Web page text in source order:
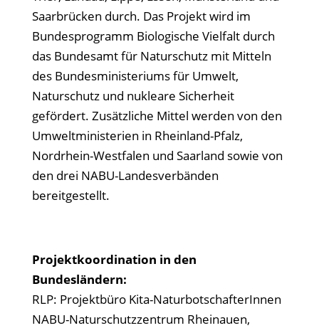
Saarbrücken durch. Das Projekt wird im
Bundesprogramm Biologische Vielfalt durch
das Bundesamt für Naturschutz mit Mitteln
des Bundesministeriums für Umwelt,
Naturschutz und nukleare Sicherheit
gefördert. Zusätzliche Mittel werden von den
Umweltministerien in Rheinland-Pfalz,
Nordrhein-Westfalen und Saarland sowie von
den drei NABU-Landesverbänden
bereitgestellt.
Projektkoordination in den
Bundesländern:
RLP: Projektbüro Kita-NaturbotschafterInnen
NABU-Naturschutzzentrum Rheinauen,